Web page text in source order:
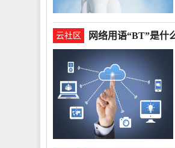
云社区 网络用语“BT”是什